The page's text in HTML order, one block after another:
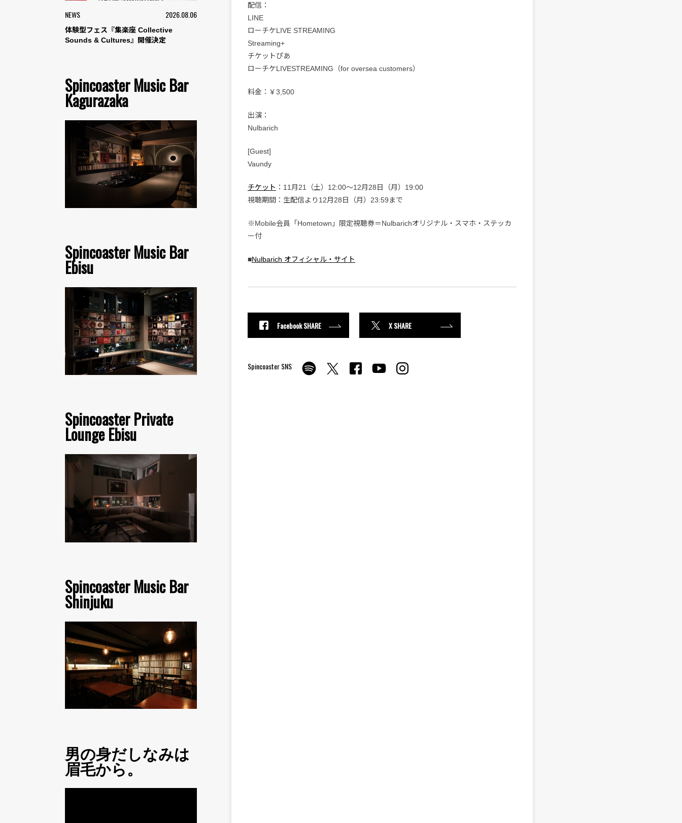
NEWS 2026.08.06
体験型フェス『集楽座 Collective
Sounds & Cultures』開催決定
Spincoaster Music Bar
Kagurazaka
Spincoaster Music Bar
Ebisu
Spincoaster Private
Lounge Ebisu
Spincoaster Music Bar
Shinjuku
男の身だしなみは
眉毛から。
配信：
LINE
ローチケLIVE STREAMING
Streaming+
チケットぴあ
ローチケLIVESTREAMING（for oversea customers）
料金：￥3,500
出演：
Nulbarich
[Guest]
Vaundy
チケット ：11月21（土）12:00〜12月28日（月）19:00
視聴期間：生配信より12月28日（月）23:59まで
※Mobile会員「Hometown」限定視聴券＝Nulbarichオリジナル・スマホ・ステッカ
ー付
■Nulbarich オフィシャル・サイト
Facebook SHARE X SHARE
Spincoaster SNS